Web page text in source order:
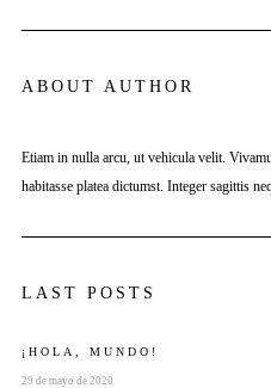
ABOUT AUTHOR
Etiam in nulla arcu, ut vehicula velit.
habitasse platea dictumst. Integer sagittis
LAST POSTS
¡HOLA, MUNDO!
29 de mayo de 2020